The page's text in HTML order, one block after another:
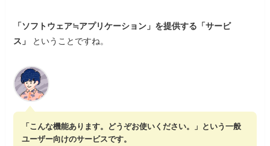
「ソフトウェア≒アプリケーション」を提供する「サービ
ス」
ということですね。
「こんな機能あります。どうぞお使いください。」という一般
ユーザー向けのサービスです。